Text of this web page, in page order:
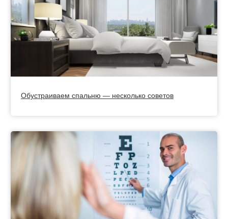
Обустраиваем спальню — несколько советов